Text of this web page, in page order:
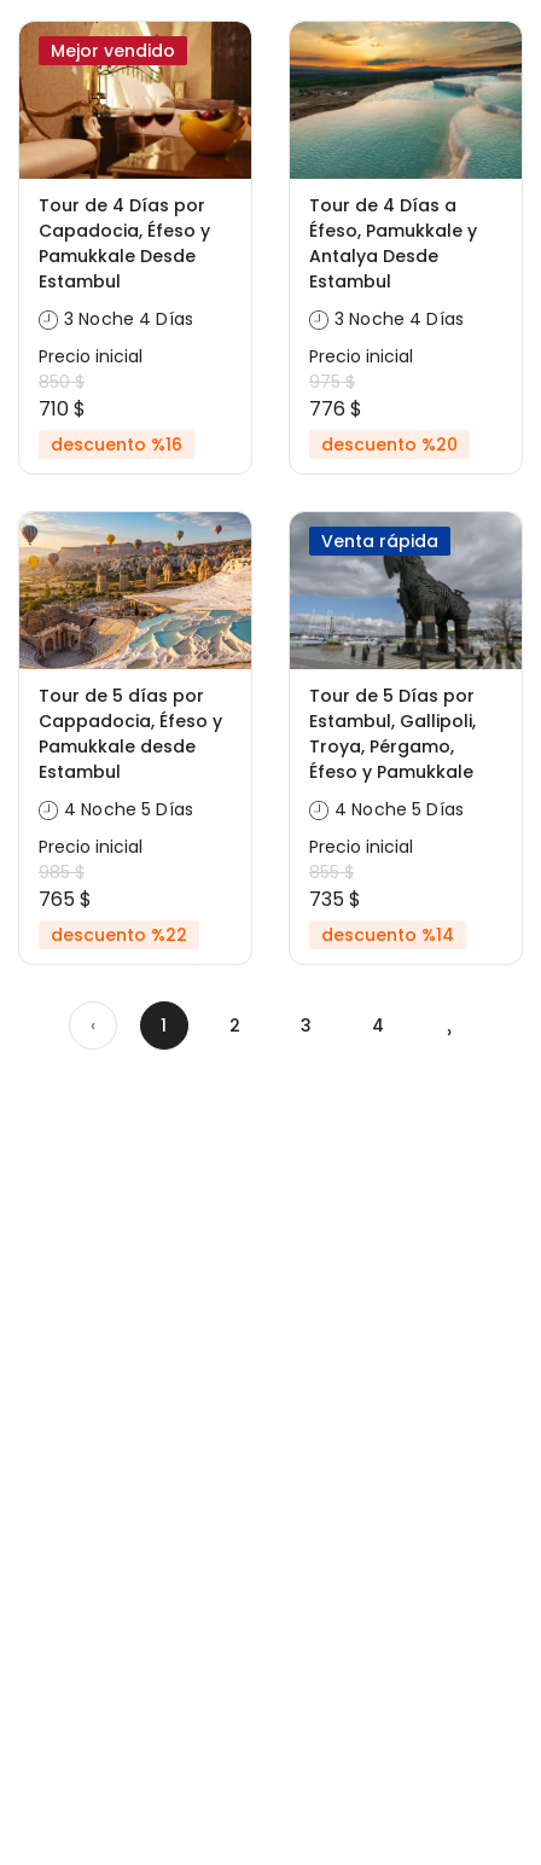
Mejor vendido
Tour de 4 Días por
Capadocia, Éfeso y
Pamukkale Desde
Estambul
3 Noche 4 Días
Precio inicial
850 $
710 $
descuento %16
Tour de 4 Días a
Éfeso, Pamukkale y
Antalya Desde
Estambul
3 Noche 4 Días
Precio inicial
975 $
776 $
descuento %20
Tour de 5 días por
Cappadocia, Éfeso y
Pamukkale desde
Estambul
4 Noche 5 Días
Precio inicial
985 $
765 $
descuento %22
Venta rápida
Tour de 5 Días por
Estambul, Gallipoli,
Troya, Pérgamo,
Éfeso y Pamukkale
4 Noche 5 Días
Precio inicial
855 $
735 $
descuento %14
‹ 1 2 3 4 ›